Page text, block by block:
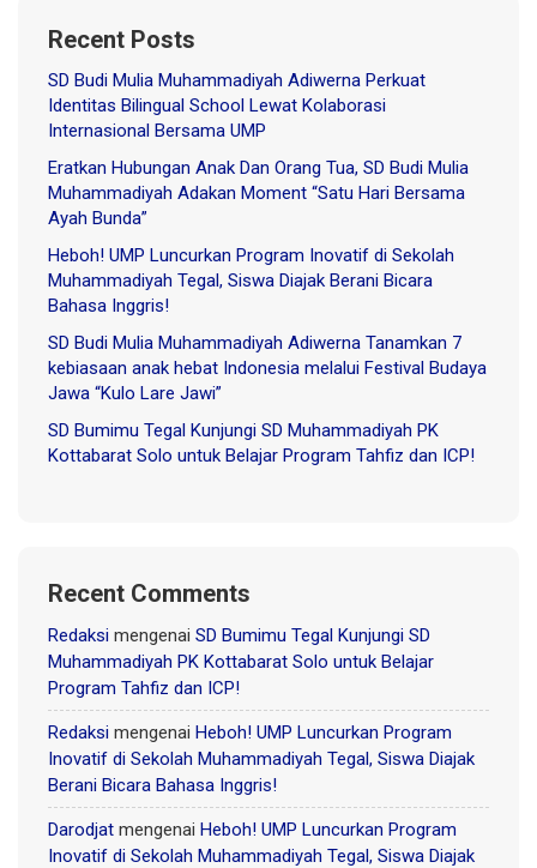
Recent Posts
SD Budi Mulia Muhammadiyah Adiwerna Perkuat
Identitas Bilingual School Lewat Kolaborasi
Internasional Bersama UMP
Eratkan Hubungan Anak Dan Orang Tua, SD Budi Mulia
Muhammadiyah Adakan Moment “Satu Hari Bersama
Ayah Bunda”
Heboh! UMP Luncurkan Program Inovatif di Sekolah
Muhammadiyah Tegal, Siswa Diajak Berani Bicara
Bahasa Inggris!
SD Budi Mulia Muhammadiyah Adiwerna Tanamkan 7
kebiasaan anak hebat Indonesia melalui Festival Budaya
Jawa “Kulo Lare Jawi”
SD Bumimu Tegal Kunjungi SD Muhammadiyah PK
Kottabarat Solo untuk Belajar Program Tahfiz dan ICP!
Recent Comments
Redaksi mengenai SD Bumimu Tegal Kunjungi SD
Muhammadiyah PK Kottabarat Solo untuk Belajar
Program Tahfiz dan ICP!
Redaksi mengenai Heboh! UMP Luncurkan Program
Inovatif di Sekolah Muhammadiyah Tegal, Siswa Diajak
Berani Bicara Bahasa Inggris!
Darodjat mengenai Heboh! UMP Luncurkan Program
Inovatif di Sekolah Muhammadiyah Tegal, Siswa Diajak